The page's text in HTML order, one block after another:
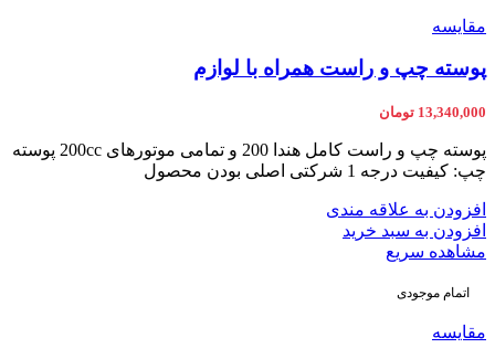
مقایسه
پوسته چپ و راست همراه با لوازم
13,340,000 تومان
پوسته چپ و راست کامل هندا 200 و تمامی موتورهای 200cc پوسته
چپ: کیفیت درجه 1 شرکتی اصلی بودن محصول
افزودن به علاقه مندی
افزودن به سبد خرید
مشاهده سریع
اتمام موجودی
مقایسه